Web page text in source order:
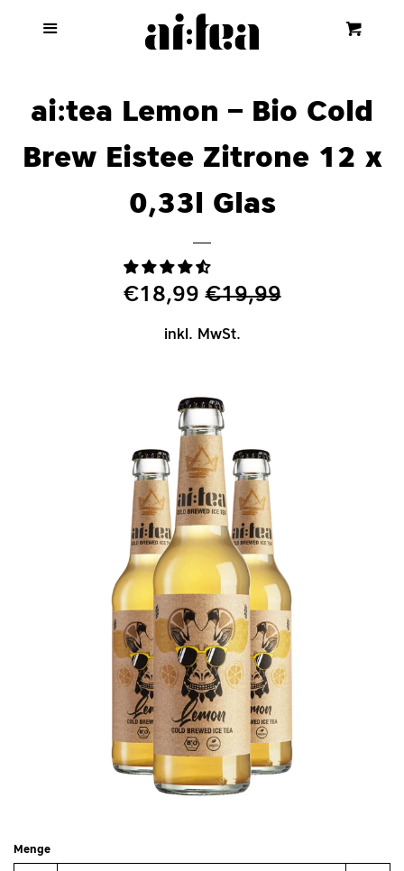
Start
YUNIQ
ai:tea Lemon – Bio Cold
Brew Eistee Zitrone 12 x
0,33l Glas
Sonderpreis
€18,99 Normaler
Preis
€19,99
inkl. MwSt.
Menge